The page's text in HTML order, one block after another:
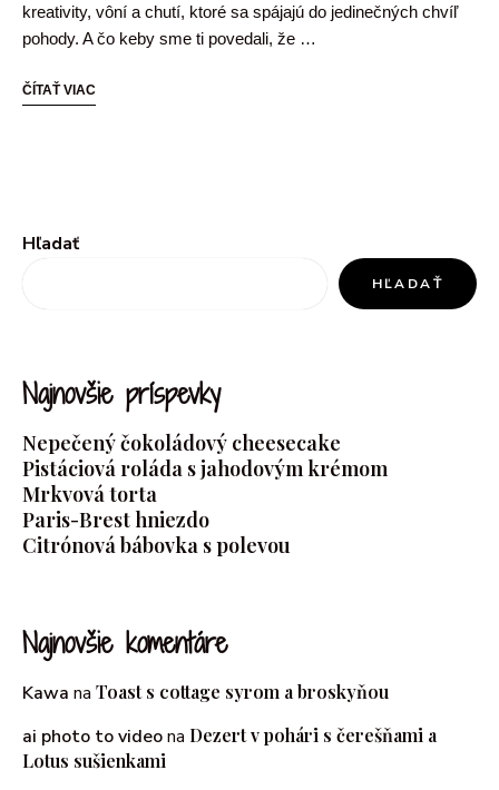
kreativity, vôní a chutí, ktoré sa spájajú do jedinečných chvíľ
pohody. A čo keby sme ti povedali, že …
ČÍTAŤ VIAC
Hľadať
HĽADAŤ
Najnovšie príspevky
Nepečený čokoládový cheesecake
Pistáciová roláda s jahodovým krémom
Mrkvová torta
Paris-Brest hniezdo
Citrónová bábovka s polevou
Najnovšie komentáre
Kawa na Toast s cottage syrom a broskyňou
ai photo to videona Dezert v pohári s čerešňami a
Lotus sušienkami